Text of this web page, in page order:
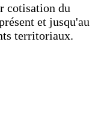
cotisation du
et jusqu'au
territoriaux.